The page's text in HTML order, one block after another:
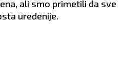
ali smo primetili da sve
uređenije.